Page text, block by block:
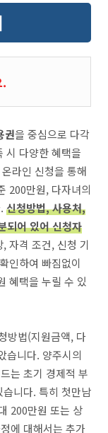
.
권을 중심으로 다각
시 다양한 혜택을
라인 신청을 통해
200만원, 다자녀의
신청방법, 사용처,
되어 있어 신청자
자격 조건, 신청 기
인하여 빠짐없이
혜택을 누릴 수 있
방법(지원금액, 다
습니다. 양주시의
는 초기 경제적 부
니다. 특히 첫만남
200만원 또는 상
에 대해서는 추가